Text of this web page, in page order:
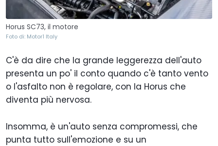
Horus SC73, il motore
Foto di: Motor1 Italy
C'è da dire che la grande leggerezza dell'auto
presenta un po' il conto quando c'è tanto vento
o l'asfalto non è regolare, con la Horus che
diventa più nervosa.
Insomma, è un'auto senza compromessi, che
punta tutto sull'emozione e su un